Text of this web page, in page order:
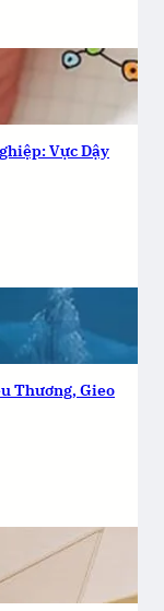
Vực Dậy
Thương, Gieo